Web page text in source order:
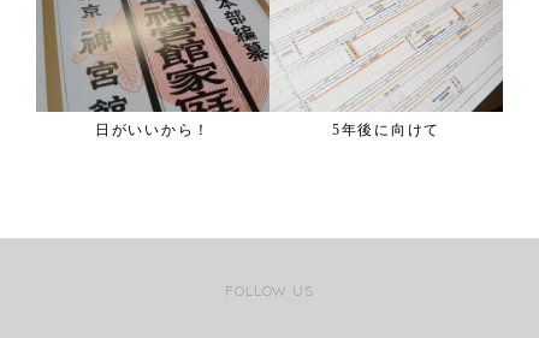
日がいいから！ 5年後に向けて
FOLLOW US